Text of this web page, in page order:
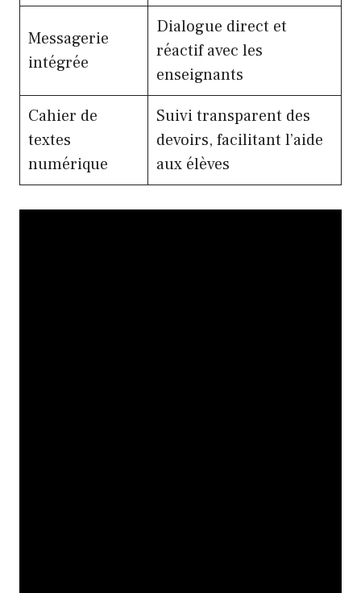
Messagerie
intégrée
Dialogue direct et
réactif avec les
enseignants
Cahier de
textes
numérique
Suivi transparent des
devoirs, facilitant l’aide
aux élèves